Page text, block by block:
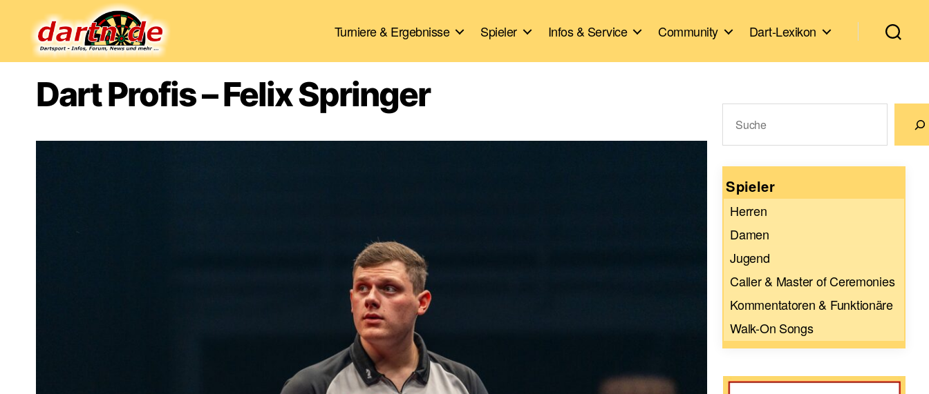
Turniere & Ergebnisse Spieler Infos & Service Community Dart-Lexikon
Dart Profis – Felix Springer
Spieler
Herren
Damen
Jugend
Caller & Master of Ceremonies
Kommentatoren & Funktionäre
Walk-On Songs